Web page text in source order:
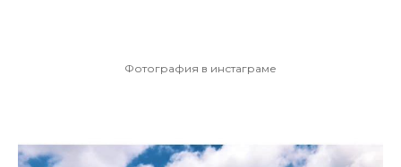
Фотография в инстаграме